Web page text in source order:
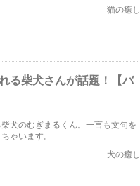
猫の癒し
る柴犬さんが話題！【バ
犬のむぎまるくん。一言も文句を
ゃいます。
犬の癒し